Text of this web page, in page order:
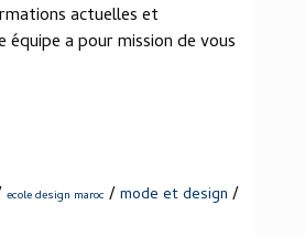
actuelles et
a pour mission de vous
ecole design maroc /mode et design /